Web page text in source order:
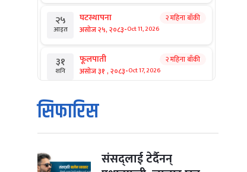
२५
आइत
घटस्थापना
असोज २५, २०८३-Oct 11, 2026
२ महिना बाँकी
३१
शनि
फूलपाती
असोज ३१ , २०८३-Oct 17, 2026
२ महिना बाँकी
१
आइत
कार्तिक सङ्क्रान्ति
कार्तिक १, २०८३
कार्तिक ३, २०८३-Oct 20, 2026
सिफारिस
संसद्लाई टेर्दैनन्